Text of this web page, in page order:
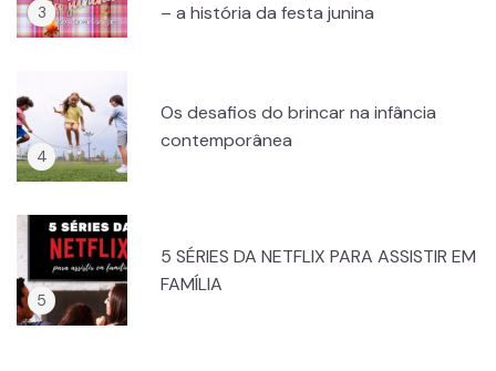
– a história da festa junina
Os desafios do brincar na infância
contemporânea
5 SÉRIES DA NETFLIX PARA ASSISTIR EM
FAMÍLIA